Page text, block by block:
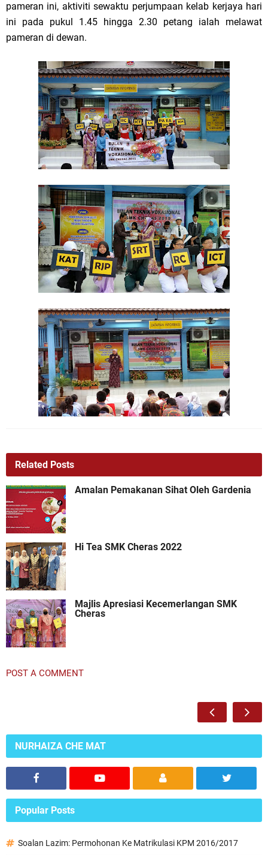
pameran ini, aktiviti sewaktu perjumpaan kelab kerjaya hari
ini pada pukul 1.45 hingga 2.30 petang ialah melawat
pameran di dewan.
Related Posts
Amalan Pemakanan Sihat Oleh Gardenia
Hi Tea SMK Cheras 2022
Majlis Apresiasi Kecemerlangan SMK
Cheras
POST A COMMENT
NURHAIZA CHE MAT
Popular Posts
Soalan Lazim: Permohonan Ke Matrikulasi KPM 2016/2017